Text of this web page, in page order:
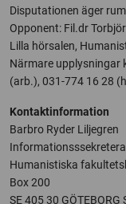
Disputationen äger
Opponent: Fil.dr
Lilla hörsalen,
Närmare upplysningar
(arb.), 031-774 16 28
Kontaktinformation
Barbro Ryder Liljegren
Humanistiska
Box 200
SE 405 30 GÖTEBORG